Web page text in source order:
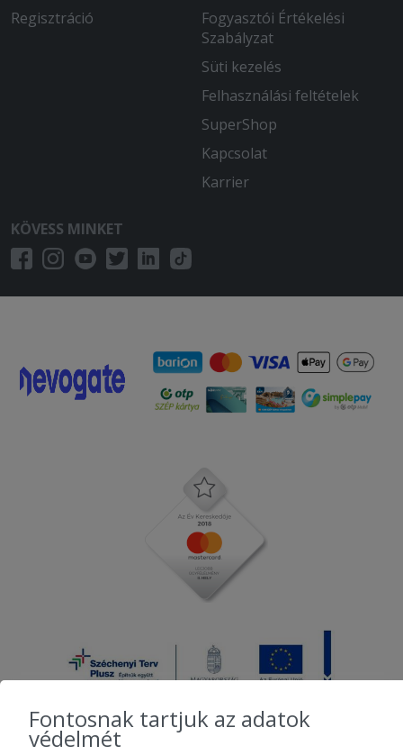
Regisztráció
Fogyasztói Értékelési
Szabályzat
Süti kezelés
Felhasználási feltételek
SuperShop
Kapcsolat
Karrier
KÖVESS MINKET
Fontosnak tartjuk az adatok
védelmét